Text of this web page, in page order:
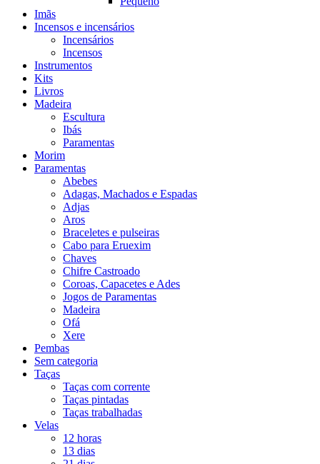
Imãs
Incensos e incensários
Incensários
Incensos
Instrumentos
Kits
Livros
Madeira
Escultura
Ibás
Paramentas
Morim
Paramentas
Abebes
Adagas, Machados e Espadas
Adjas
Aros
Braceletes e pulseiras
Cabo para Eruexim
Chaves
Chifre Castroado
Coroas, Capacetes e Ades
Jogos de Paramentas
Madeira
Ofá
Xere
Pembas
Sem categoria
Taças
Taças com corrente
Taças pintadas
Taças trabalhadas
Velas
12 horas
13 dias